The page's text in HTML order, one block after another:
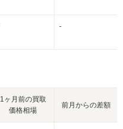
-
1ヶ月前の買取
価格相場
前月からの差額